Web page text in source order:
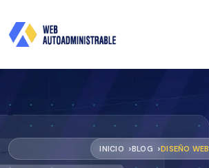
INICIO BLOG DISEÑO WEB